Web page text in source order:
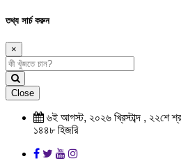
তথ্য সার্চ করুন
×
Close
৬ই আগস্ট, ২০২৬ খ্রিস্টাব্দ , ২২শে
১৪৪৮ হিজরি